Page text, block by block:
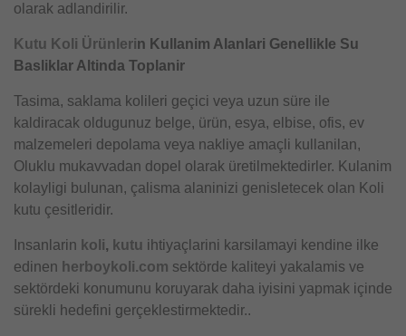
olarak adlandirilir.
Kutu Koli Ürünlerin Kullanim Alanlari Genellikle Su
Basliklar Altinda Toplanir
Tasima, saklama kolileri geçici veya uzun süre ile
kaldiracak oldugunuz belge, ürün, esya, elbise, ofis, ev
malzemeleri depolama veya nakliye amaçli kullanilan,
Oluklu mukavvadan dopel olarak üretilmektedirler. Kulanim
kolayligi bulunan, çalisma alaninizi genisletecek olan Koli
kutu çesitleridir.
Insanlarin koli, kutu ihtiyaçlarini karsilamayi kendine ilke
edinen herboykoli.com sektörde kaliteyi yakalamis ve
sektördeki konumunu koruyarak daha iyisini yapmak içinde
sürekli hedefini gerçeklestirmektedir..